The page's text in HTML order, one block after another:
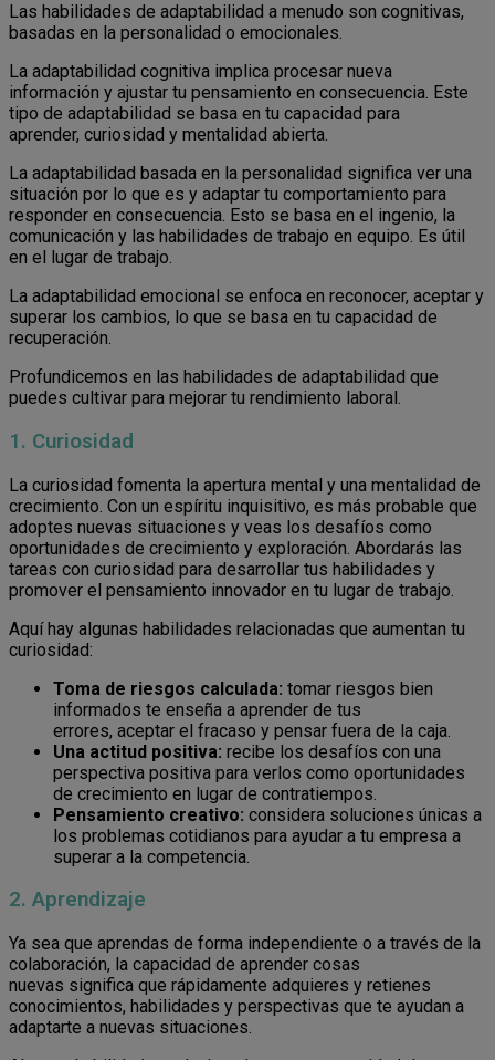
Las habilidades de adaptabilidad a menudo son cognitivas,
basadas en la personalidad o emocionales.
La adaptabilidad cognitiva implica procesar nueva
información y ajustar tu pensamiento en consecuencia. Este
tipo de adaptabilidad se basa en tu capacidad para
aprender, curiosidad y mentalidad abierta.
La adaptabilidad basada en la personalidad significa ver una
situación por lo que es y adaptar tu comportamiento para
responder en consecuencia. Esto se basa en el ingenio, la
comunicación y las habilidades de trabajo en equipo. Es útil
en el lugar de trabajo.
La adaptabilidad emocional se enfoca en reconocer, aceptar y
superar los cambios, lo que se basa en tu capacidad de
recuperación.
Profundicemos en las habilidades de adaptabilidad que
puedes cultivar para mejorar tu rendimiento laboral.
1. Curiosidad
La curiosidad fomenta la apertura mental y una mentalidad de
crecimiento. Con un espíritu inquisitivo, es más probable que
adoptes nuevas situaciones y veas los desafíos como
oportunidades de crecimiento y exploración. Abordarás las
tareas con curiosidad para desarrollar tus habilidades y
promover el pensamiento innovador en tu lugar de trabajo.
Aquí hay algunas habilidades relacionadas que aumentan tu
curiosidad:
Toma de riesgos calculada: tomar riesgos bien
informados te enseña a aprender de tus
errores, aceptar el fracaso y pensar fuera de la caja.
Una actitud positiva: recibe los desafíos con una
perspectiva positiva para verlos como oportunidades
de crecimiento en lugar de contratiempos.
Pensamiento creativo: considera soluciones únicas a
los problemas cotidianos para ayudar a tu empresa a
superar a la competencia.
2. Aprendizaje
Ya sea que aprendas de forma independiente o a través de la
colaboración, la capacidad de aprender cosas
nuevas significa que rápidamente adquieres y retienes
conocimientos, habilidades y perspectivas que te ayudan a
adaptarte a nuevas situaciones.